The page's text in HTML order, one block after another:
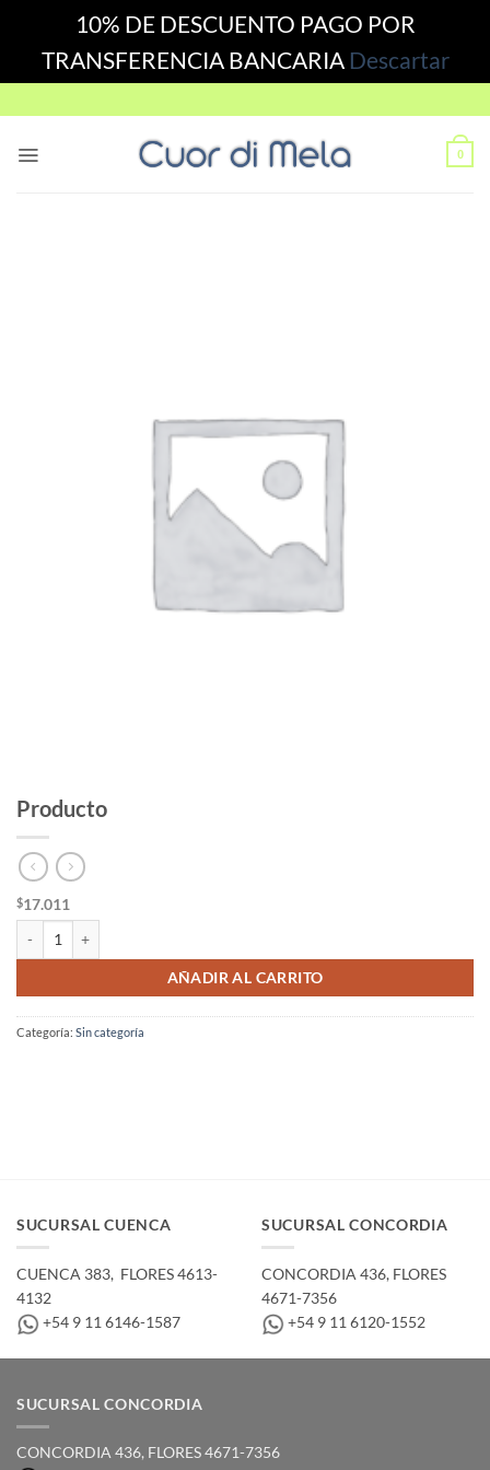
10% DE DESCUENTO PAGO POR
TRANSFERENCIA BANCARIA Descartar
to
0
Producto
$17.011
AÑADIR AL CARRITO
Categoría: Sin categoría
SUCURSAL CUENCA
CUENCA 383, ­ FLORES 4613-
4132
+54 9 11 6146-1587
SUCURSAL CONCORDIA
CONCORDIA 436,­ FLORES
4671-7356
+54 9 11 6120-1552
SUCURSAL CONCORDIA
CONCORDIA 436,­ FLORES 4671-7356